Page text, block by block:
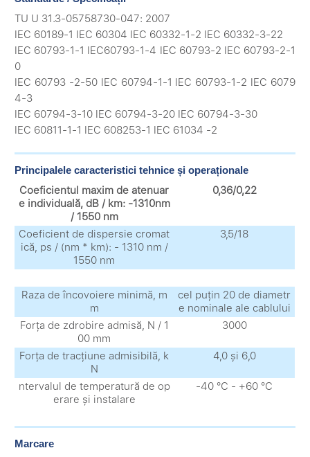
TU U 31.3-05758730-047: 2007
IEC 60189-1 IEC 60304 IEC 60332-1-2 IEC 60332-3-22
IEC 60793-1-1 IEC60793-1-4 IEC 60793-2 IEC 60793-2-1
0
IEC 60793 -2-50 IEC 60794-1-1 IEC 60793-1-2 IEC 6079
4-3
IEC 60794-3-10 IEC 60794-3-20 IEC 60794-3-30
IEC 60811-1-1 IEC 608253-1 IEC 61034 -2
Principalele caracteristici tehnice și operaționale
Coeficientul maxim de atenuar
e individuală, dB / km: -1310nm
/ 1550 nm
0,36/0,22
Coeficient de dispersie cromat
ică, ps / (nm * km): - 1310 nm /
1550 nm
3,5/18
Raza de încovoiere minimă, m
m
cel puțin 20 de diametr
e nominale ale cablului
Forța de zdrobire admisă, N / 1
00 mm
3000
Forța de tracțiune admisibilă, k
N
4,0 și 6,0
ntervalul de temperatură de op
erare și instalare
-40 °С - +60 °С
Marcare